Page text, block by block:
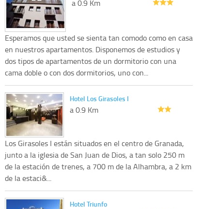
a 0.9 Km
Esperamos que usted se sienta tan comodo como en casa
en nuestros apartamentos. Disponemos de estudios y
dos tipos de apartamentos de un dormitorio con una
cama doble o con dos dormitorios, uno con...
Hotel Los Girasoles I
a 0.9 Km
Los Girasoles I están situados en el centro de Granada,
junto a la iglesia de San Juan de Dios, a tan solo 250 m
de la estación de trenes, a 700 m de la Alhambra, a 2 km
de la estaci&...
Hotel Triunfo